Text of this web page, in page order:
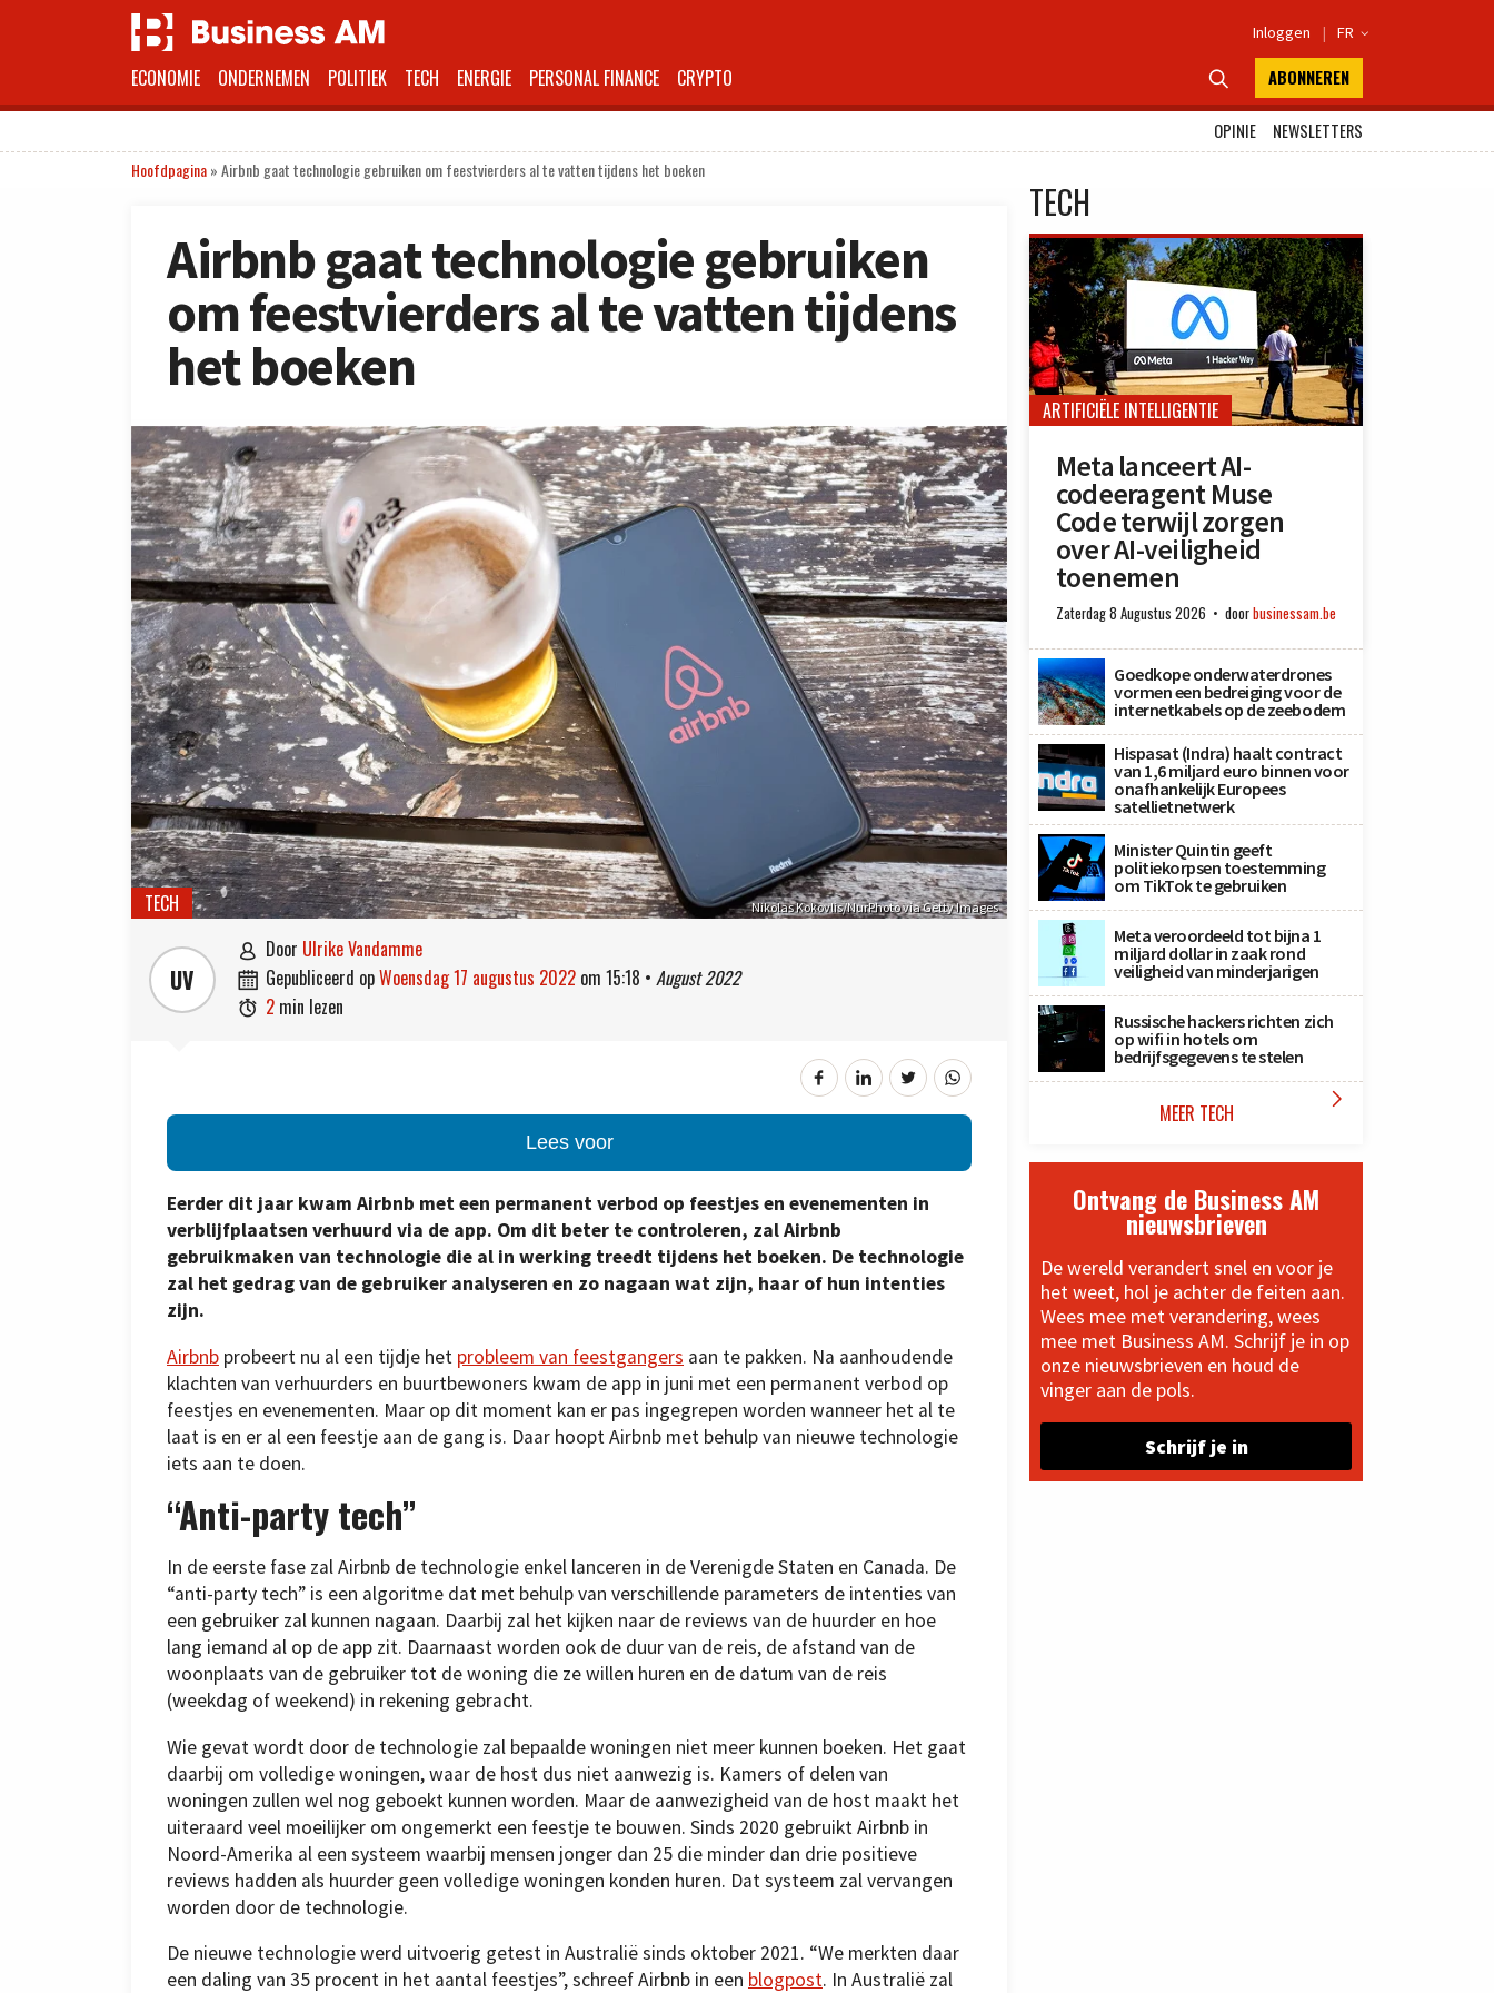
Inloggen | FR 
ECONOMIE ONDERNEMEN POLITIEK TECH ENERGIE PERSONAL FINANCE CRYPTO  ABONNEREN
OPINIE
NEWSLETTERS
Hoofdpagina»Airbnb gaat technologie gebruiken om feestvierders al te vatten tijdens het boeken
Airbnb gaat technologie gebruiken
om feestvierders al te vatten tijdens
het boeken
Nikolas Kokovlis/NurPhoto via Getty Images
TECH
UV
 door Ulrike Vandamme
 gepubliceerd op woensdag 17 augustus 2022 om 15:18 • August 2022
 2 min lezen
Lees voor
Eerder dit jaar kwam Airbnb met een permanent verbod op feestjes en evenementen in
verblijfplaatsen verhuurd via de app. Om dit beter te controleren, zal Airbnb
gebruikmaken van technologie die al in werking treedt tijdens het boeken. De technologie
zal het gedrag van de gebruiker analyseren en zo nagaan wat zijn, haar of hun intenties
zijn.
Airbnb probeert nu al een tijdje het probleem van feestgangers aan te pakken. Na aanhoudende
klachten van verhuurders en buurtbewoners kwam de app in juni met een permanent verbod op
feestjes en evenementen. Maar op dit moment kan er pas ingegrepen worden wanneer het al te
laat is en er al een feestje aan de gang is. Daar hoopt Airbnb met behulp van nieuwe technologie
iets aan te doen.
“Anti-party tech”
In de eerste fase zal Airbnb de technologie enkel lanceren in de Verenigde Staten en Canada. De
“anti-party tech” is een algoritme dat met behulp van verschillende parameters de intenties van
een gebruiker zal kunnen nagaan. Daarbij zal het kijken naar de reviews van de huurder en hoe
lang iemand al op de app zit. Daarnaast worden ook de duur van de reis, de afstand van de
woonplaats van de gebruiker tot de woning die ze willen huren en de datum van de reis
(weekdag of weekend) in rekening gebracht.
Wie gevat wordt door de technologie zal bepaalde woningen niet meer kunnen boeken. Het gaat
daarbij om volledige woningen, waar de host dus niet aanwezig is. Kamers of delen van
woningen zullen wel nog geboekt kunnen worden. Maar de aanwezigheid van de host maakt het
uiteraard veel moeilijker om ongemerkt een feestje te bouwen. Sinds 2020 gebruikt Airbnb in
Noord-Amerika al een systeem waarbij mensen jonger dan 25 die minder dan drie positieve
reviews hadden als huurder geen volledige woningen konden huren. Dat systeem zal vervangen
worden door de technologie.
De nieuwe technologie werd uitvoerig getest in Australië sinds oktober 2021. “We merkten daar
een daling van 35 procent in het aantal feestjes”, schreef Airbnb in een blogpost. In Australië zal
TECH
ARTIFICIËLE INTELLIGENTIE
Meta lanceert AI-
codeeragent Muse
Code terwijl zorgen
over AI-veiligheid
toenemen
Zaterdag 8 Augustus 2026 doorbusinessam.be
Goedkope onderwaterdrones
vormen een bedreiging voor de
internetkabels op de zeebodem
Hispasat (Indra) haalt contract
van 1,6 miljard euro binnen voor
onafhankelijk Europees
satellietnetwerk
Minister Quintin geeft
politiekorpsen toestemming
om TikTok te gebruiken
Meta veroordeeld tot bijna 1
miljard dollar in zaak rond
veiligheid van minderjarigen
Russische hackers richten zich
op wifi in hotels om
bedrijfsgegevens te stelen
MEER TECH 
Ontvang de Business AM
nieuwsbrieven
De wereld verandert snel en voor je
het weet, hol je achter de feiten aan.
Wees mee met verandering, wees
mee met Business AM. Schrijf je in op
onze nieuwsbrieven en houd de
vinger aan de pols.
Schrijf je in